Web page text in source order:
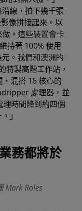
沿線，拍下幾千張
像拼接起來。以
。這些裝置會卡
持著 100% 使用
。我們和澳洲的
特製高階工作站，
混搭 16 核心的
處理器，並
理時間降到約四個
」
務都將於
Mark Roles